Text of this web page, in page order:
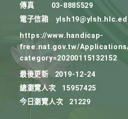
傳真
03-8885529
電子信箱
https://www.handicap-
free.nat.gov.tw/
category=20200115132152
最後更新
2019-12-24
總瀏覽人次
15957425
今日瀏覽人次
21229